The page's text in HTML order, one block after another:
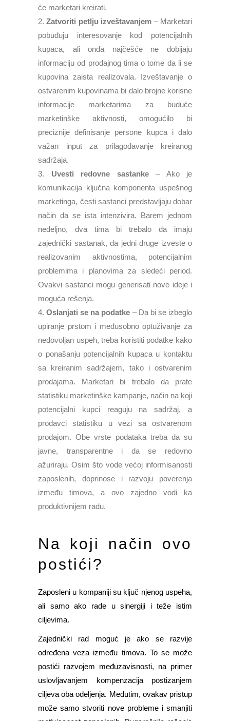
će marketari kreirati.
Zatvoriti petlju izveštavanjem – Marketari
pobuđuju interesovanje kod potencijalnih
kupaca, ali onda najčešće ne dobijaju
informaciju od prodajnog tima o tome da li se
kupovina zaista realizovala. Izveštavanje o
ostvarenim kupovinama bi dalo brojne korisne
informacije marketarima za buduće
marketinške aktivnosti, omogućilo bi
preciznije definisanje persone kupca i dalo
važan input za prilagođavanje kreiranog
sadržaja.
Uvesti redovne sastanke– Ako je
komunikacija ključna komponenta uspešnog
marketinga, česti sastanci predstavljaju dobar
način da se ista intenzivira. Barem jednom
nedeljno, dva tima bi trebalo da imaju
zajednički sastanak, da jedni druge izveste o
realizovanim aktivnostima, potencijalnim
problemima i planovima za sledeći period.
Ovakvi sastanci mogu generisati nove ideje i
moguća rešenja.
Oslanjati se na podatke – Da bi se izbeglo
upiranje prstom i međusobno optuživanje za
nedovoljan uspeh, treba koristiti podatke kako
o ponašanju potencijalnih kupaca u kontaktu
sa kreiranim sadržajem, tako i ostvarenim
prodajama. Marketari bi trebalo da prate
statistiku marketinške kampanje, način na koji
potencijalni kupci reaguju na sadržaj, a
prodavci statistiku u vezi sa ostvarenom
prodajom. Obe vrste podataka treba da su
javne, transparentne i da se redovno
ažuriraju. Osim što vode većoj informisanosti
zaposlenih, doprinose i razvoju poverenja
između timova, a ovo zajedno vodi ka
produktivnijem radu.
Na koji način ovo
postići?
Zaposleni u kompaniji su ključ njenog uspeha,
ali samo ako rade u sinergiji i teže istim
ciljevima.
Zajednički rad moguć je ako se razvije
određena veza između timova. To se može
postići razvojem međuzavisnosti, na primer
uslovljavanjem kompenzacija postizanjem
ciljeva oba odeljenja. Međutim, ovakav pristup
može samo stvoriti nove probleme i smanjiti